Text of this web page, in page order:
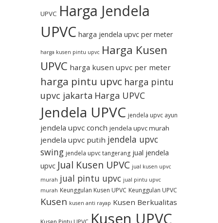
UPVC Harga Jendela
UPVC harga jendela upvc per meter
harga kusen pintu upvc Harga Kusen
UPVC harga kusen upvc per meter
harga pintu upvc harga pintu
upvc jakarta Harga UPVC
Jendela UPVC jendela upvc ayun
jendela upvc conch jendela upvc murah
jendela upvc putih jendela upvc
swing jendela upvc tangerang jual jendela
upvc Jual Kusen UPVC jual kusen upvc
murah jual pintu upvc jual pintu upvc
murah Keunggulan Kusen UPVC Keunggulan UPVC
Kusen kusen anti rayap Kusen Berkualitas
Kusen UPVC